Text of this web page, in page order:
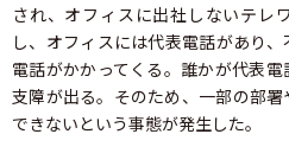
され、オフィスに出社しないテレ
し、オフィスには代表電話があり
電話がかかってくる。誰かが代表
支障が出る。そのため、一部の部
できないという事態が発生した。